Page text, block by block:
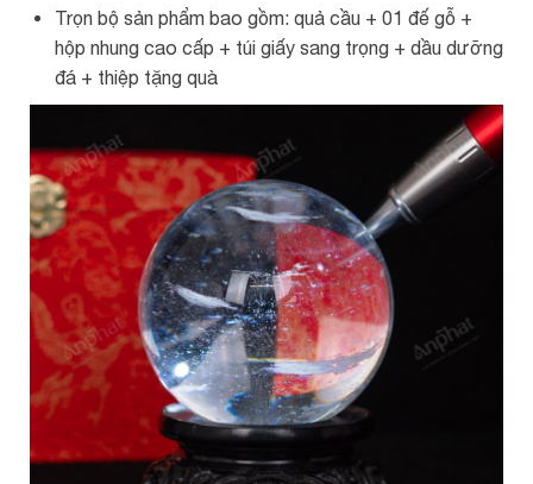
Trọn bộ sản phẩm bao gồm: quả cầu + 01 đế gỗ +
hộp nhung cao cấp + túi giấy sang trọng + dầu dưỡng
đá + thiệp tặng quà